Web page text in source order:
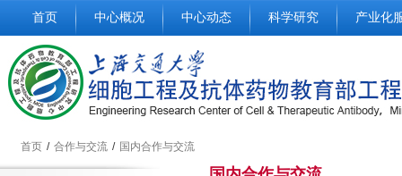
首页 中心概况 中心动态 科学研究 产业化
首页 / 合作与交流 / 国内合作与交流